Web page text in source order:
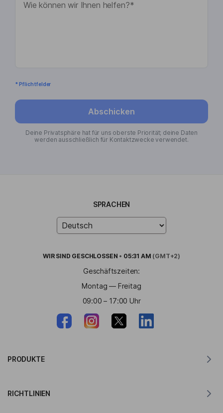
* Pflichtfelder
Abschicken
Deine Privatsphäre hat für uns oberste Priorität; deine Daten
werden ausschließlich für Kontaktzwecke verwendet.
SPRACHEN
WIR SIND GESCHLOSSEN • 05:31 AM (GMT+2)
Geschäftszeiten:
Montag — Freitag
09:00 – 17:00 Uhr
PRODUKTE
RICHTLINIEN